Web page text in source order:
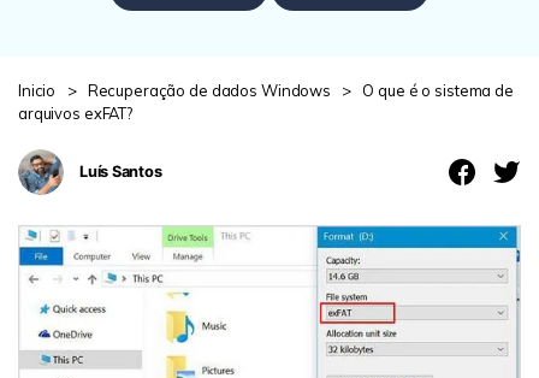
Recoverit Grátis
Outros Produtos
Repairit - Reparar Dados
ENCONTRAR MAIS SOLUÇÕES
Inicio > Recuperação de dados Windows >
O que é o sistema de
arquivos exFAT?
Luís Santos